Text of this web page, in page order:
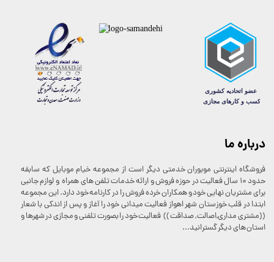
درباره ما
فروشگاه اینترنتی موبوران خدمتی دیگر است از مجموعه خیام موبایل که سابقه
حدود 10 سال فعالیت در حوزه فروش و ارائه خدمات تلفن های همراه و لوازم جانبی
برای مشتریان نهایی خود و همکاران خرده فروش را در کارنامه خود دارد. این مجموعه
ابتدا در قلب خوزستان شهر اهواز فعالیت میدانی خود را آغاز و پس از اندکی با شعار
((مشتری مداری,اصالت , صداقت )) فعالیت خود را بصورت تلفنی و مجازی در شهرها و
استان های دیگر گسترانید...